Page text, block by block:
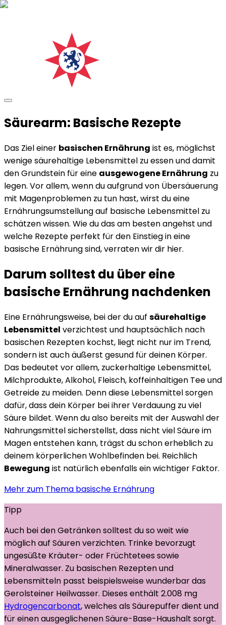
Säurearm: Basische Rezepte
Das Ziel einer basischen Ernährung ist es, möglichst
wenige säurehaltige Lebensmittel zu essen und damit
den Grundstein für eine ausgewogene Ernährung zu
legen. Vor allem, wenn du aufgrund von Übersäuerung
mit Magenproblemen zu tun hast, wirst du eine
Ernährungsumstellung auf basische Lebensmittel zu
schätzen wissen. Wie du das am besten angehst und
welche Rezepte perfekt für den Einstieg in eine
basische Ernährung sind, verraten wir dir hier.
Darum solltest du über eine
basische Ernährung nachdenken
Eine Ernährungsweise, bei der du auf säurehaltige
Lebensmittel verzichtest und hauptsächlich nach
basischen Rezepten kochst, liegt nicht nur im Trend,
sondern ist auch äußerst gesund für deinen Körper.
Das bedeutet vor allem, zuckerhaltige Lebensmittel,
Milchprodukte, Alkohol, Fleisch, koffeinhaltigen Tee und
Getreide zu meiden. Denn diese Lebensmittel sorgen
dafür, dass dein Körper bei ihrer Verdauung zu viel
Säure bildet. Wenn du also bereits mit der Auswahl der
Nahrungsmittel sicherstellst, dass nicht viel Säure im
Magen entstehen kann, trägst du schon erheblich zu
deinem körperlichen Wohlbefinden bei. Reichlich
Bewegung ist natürlich ebenfalls ein wichtiger Faktor.
Mehr zum Thema basische Ernährung
Tipp
Auch bei den Getränken solltest du so weit wie
möglich auf Säuren verzichten. Trinke bevorzugt
ungesüßte Kräuter- oder Früchtetees sowie
Mineralwasser. Zu basischen Rezepten und
Lebensmitteln passt beispielsweise wunderbar das
Gerolsteiner Heilwasser. Dieses enthält 2.008 mg
Hydrogencarbonat, welches als Säurepuffer dient und
für einen ausgeglichenen Säure-Base-Haushalt sorgt.